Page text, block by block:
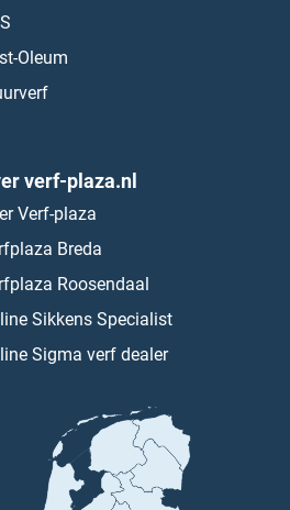
Oleum
verf-plaza.nl
Verf-plaza
Breda
Roosendaal
Sikkens Specialist
Sigma verf dealer